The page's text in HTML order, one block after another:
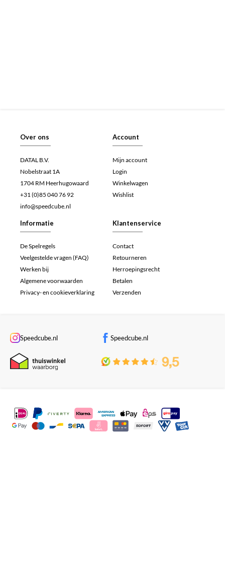
Over ons
DATAL B.V.
Nobelstraat 1A
1704 RM Heerhugowaard
+31 (0)85 040 76 92
info@speedcube.nl
Account
Mijn account
Login
Winkelwagen
Wishlist
Informatie
De Spelregels
Veelgestelde vragen (FAQ)
Werken bij
Algemene voorwaarden
Privacy- en cookieverklaring
Klantenservice
Contact
Retourneren
Herroepingsrecht
Betalen
Verzenden
Speedcube.nl Speedcube.nl